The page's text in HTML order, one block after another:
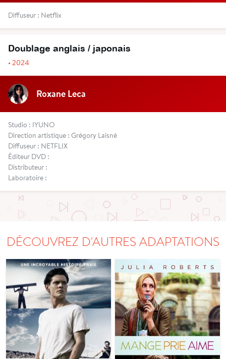
Diffuseur : Netflix
Doublage anglais / japonais
• 2024
Roxane Leca
Studio : IYUNO
Direction artistique : Grégory Laisné
Diffuseur : NETFLIX
Éditeur DVD :
Distributeur :
Laboratoire :
DÉCOUVREZ D'AUTRES ADAPTATIONS